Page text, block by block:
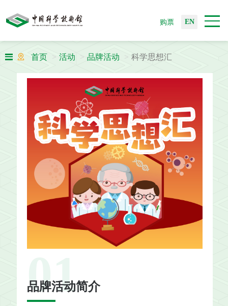
购票 EN
首页 活动 品牌活动 科学思想汇
01
品牌活动简介